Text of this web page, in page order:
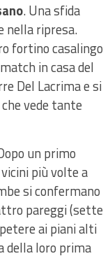
. Una sfida
nella ripresa.
fortino casalingo
in casa del
Del Lacrima e si
vede tante
un primo
più volte a
si confermano
pareggi (sette
ai piani alti
della loro prima